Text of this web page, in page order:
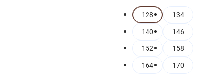
128 134
140 146
152 158
164 170